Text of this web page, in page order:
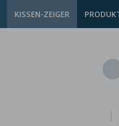
KISSEN-ZEIGER